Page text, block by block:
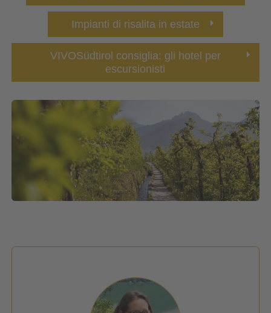
Impianti di risalita in estate
VIVOSüdtirol consiglia: gli hotel per
escursionisti